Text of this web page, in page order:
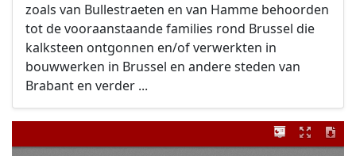
zoals van Bullestraeten en van Hamme behoorden
tot de vooraanstaande families rond Brussel die
kalksteen ontgonnen en/of verwerkten in
bouwwerken in Brussel en andere steden van
Brabant en verder ...